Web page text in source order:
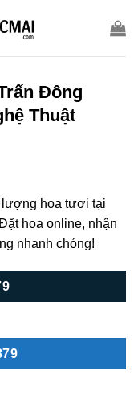
Đông
Thuật
lượng hoa tươi tại
hoa online, nhận
nhanh chóng!